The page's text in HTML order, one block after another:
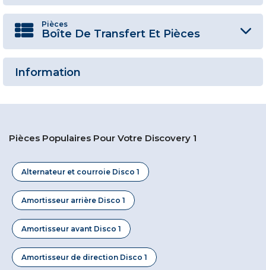
Pièces
Boîte De Transfert Et Pièces
Information
Pièces Populaires Pour Votre Discovery 1
Alternateur et courroie Disco 1
Amortisseur arrière Disco 1
Amortisseur avant Disco 1
Amortisseur de direction Disco 1